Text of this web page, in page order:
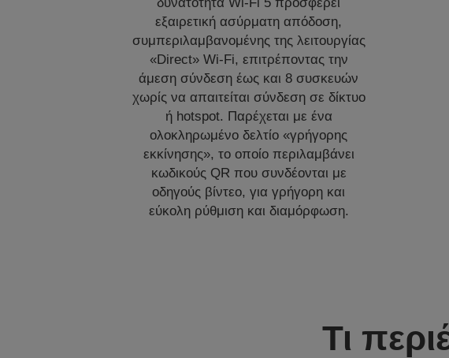
εξαιρετική ασύρματη απόδοση,
συμπεριλαμβανομένης της λειτουργίας
«Direct» Wi-Fi, επιτρέποντας την
άμεση σύνδεση έως και 8 συσκευών
χωρίς να απαιτείται σύνδεση σε δίκτυο
ή hotspot. Παρέχεται με ένα
ολοκληρωμένο δελτίο «γρήγορης
εκκίνησης», το οποίο περιλαμβάνει
κωδικούς QR που συνδέονται με
οδηγούς βίντεο, για γρήγορη και
εύκολη ρύθμιση και διαμόρφωση.
Τι